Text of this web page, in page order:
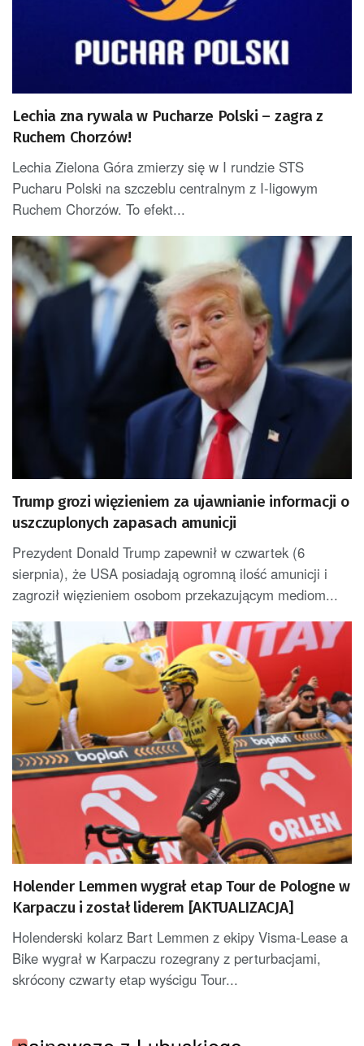
Lechia zna rywala w Pucharze Polski – zagra z
Ruchem Chorzów!
Lechia Zielona Góra zmierzy się w I rundzie STS
Pucharu Polski na szczeblu centralnym z I-ligowym
Ruchem Chorzów. To efekt...
Trump grozi więzieniem za ujawnianie informacji o
uszczuplonych zapasach amunicji
Prezydent Donald Trump zapewnił w czwartek (6
sierpnia), że USA posiadają ogromną ilość amunicji i
zagroził więzieniem osobom przekazującym mediom...
Holender Lemmen wygrał etap Tour de Pologne w
Karpaczu i został liderem [AKTUALIZACJA]
Holenderski kolarz Bart Lemmen z ekipy Visma-Lease a
Bike wygrał w Karpaczu rozegrany z perturbacjami,
skrócony czwarty etap wyścigu Tour...